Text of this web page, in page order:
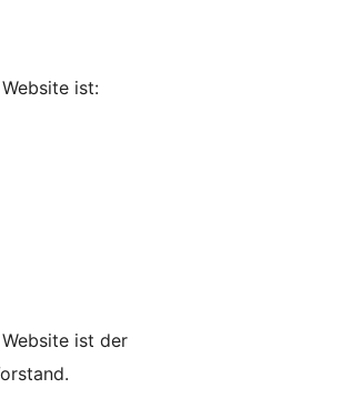
ist:
ist der